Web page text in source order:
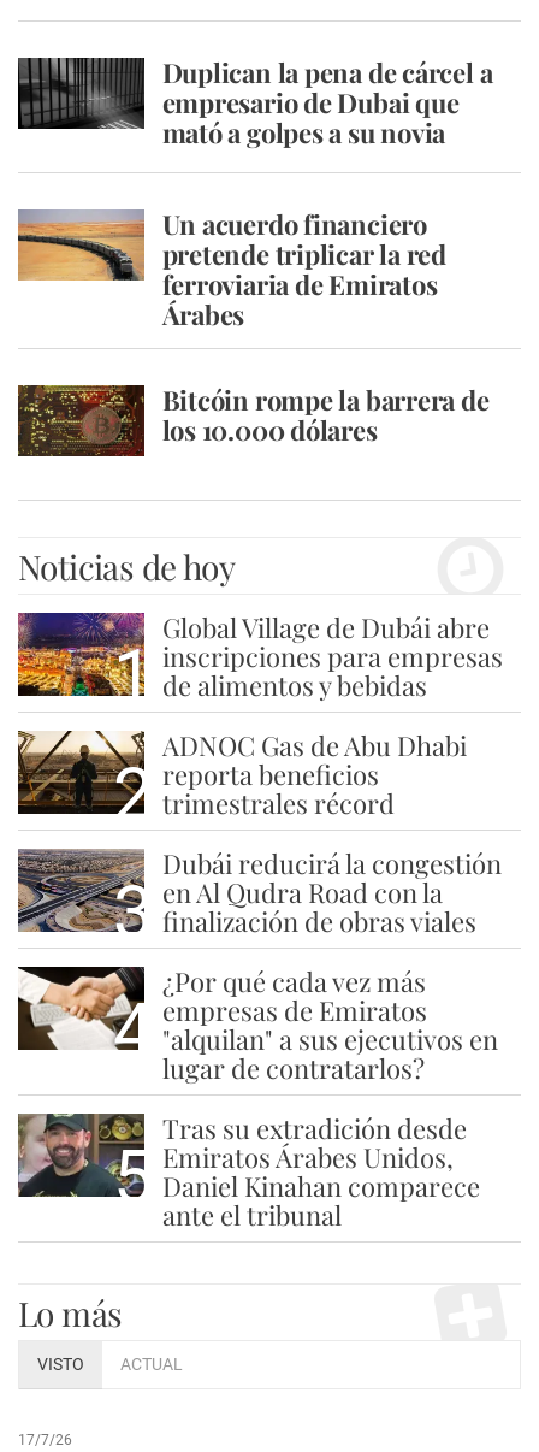
Duplican la pena de cárcel a
empresario de Dubai que
mató a golpes a su novia
Un acuerdo financiero
pretende triplicar la red
ferroviaria de Emiratos
Árabes
Bitcóin rompe la barrera de
los 10.000 dólares
Noticias de hoy
1
Global Village de Dubái abre
inscripciones para empresas
de alimentos y bebidas
2
ADNOC Gas de Abu Dhabi
reporta beneficios
trimestrales récord
3
Dubái reducirá la congestión
en Al Qudra Road con la
finalización de obras viales
4
¿Por qué cada vez más
empresas de Emiratos
"alquilan" a sus ejecutivos en
lugar de contratarlos?
5
Tras su extradición desde
Emiratos Árabes Unidos,
Daniel Kinahan comparece
ante el tribunal
Lo más
VISTO ACTUAL
17/7/26